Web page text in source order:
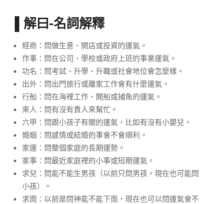
▌解曰-名詞解釋
經商：問做生意、開店或投資的運氣。
作事 ：問在公司、學校或政府上班的事業運氣。
功名 ：問考試、升學、升職或社會地位會怎麼樣。
出外 ：問出門旅行或離家工作會有什麼運氣。
行船 ：問在海裡工作、開船或捕魚的運氣。
來人 ：問有沒有貴人來幫忙。
六甲 ：問跟小孩子有關的運氣，比如有沒有小嬰兒。
婚姻 ：問感情或結婚的事會不會順利。
家運 ：問整個家庭的長期運勢。
家事 ：問最近家庭裡的小事或短期運氣。
求兒 ：問能不能生男孩（以前只問男孩，現在也可能問
小孩）。
求雨 ：以前是問神能不能下雨，現在也可以問運氣會不